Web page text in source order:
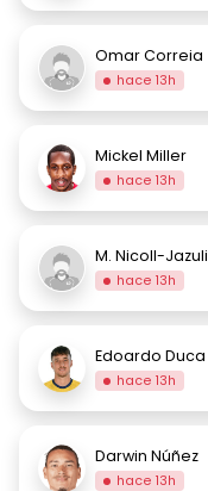
Omar Correia
hace 13h
Mickel Miller
hace 13h
M. Nicoll-Jazuli
hace 13h
Edoardo Duca
hace 13h
Darwin Núñez
hace 13h